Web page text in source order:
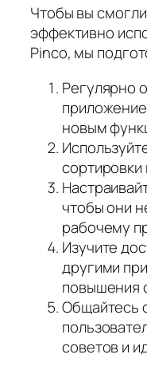
Чтобы вы
эффективно
Pinco, мы
Регулярно
новым
сортировки
чтобы они
рабочему
Изучите
другими
повышения
Общайтесь
советов и